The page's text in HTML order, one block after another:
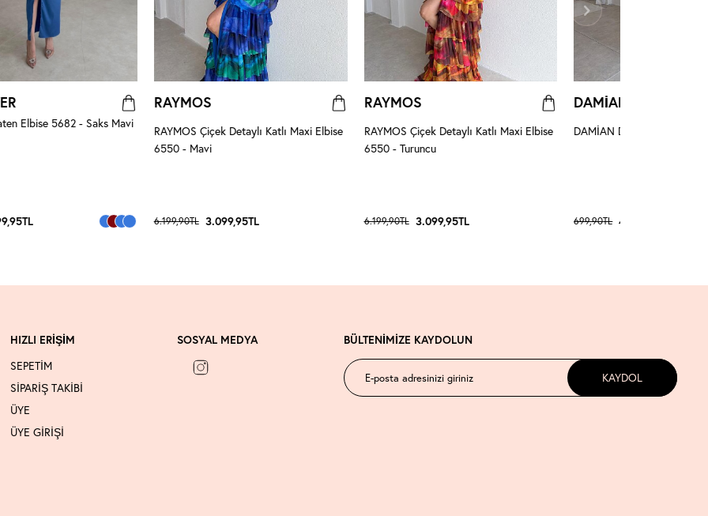
Elbise 5682 - Saks Mavi
TL
RAYMOS
RAYMOS Çiçek Detaylı Katlı Maxi Elbise
6550 - Mavi
6.199,90TL 3.099,95TL
RAYMOS
RAYMOS Çiçek Detaylı Katlı Maxi Elbise
6550 - Turuncu
6.199,90TL 3.099,95TL
DAMİAN
DAMİAN Desenli Midi
699,90TL 419,94
HIZLI ERİŞİM
SEPETİM
SİPARİŞ TAKİBİ
ÜYE
ÜYE GİRİŞİ
SOSYAL MEDYA BÜLTENİMİZE KAYDOLUN
KAYDOL